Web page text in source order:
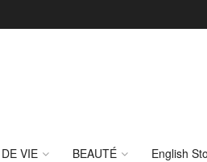
VIE BEAUTÉ English